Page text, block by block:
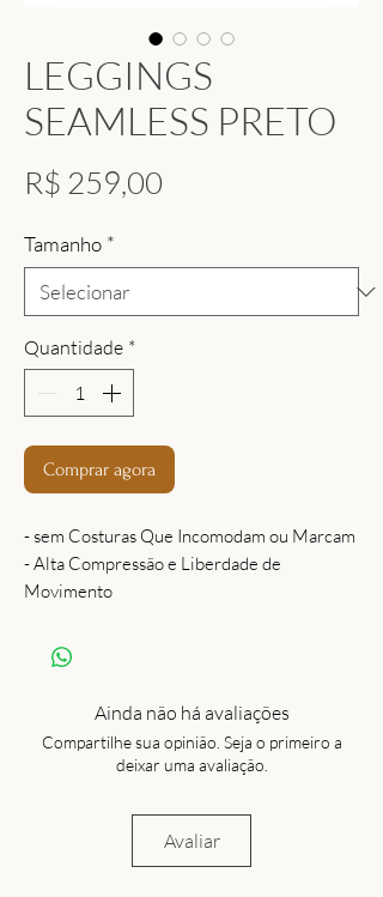
LEGGINGS
SEAMLESS PRETO
R$ 259,00
Tamanho *
Quantidade *
Comprar agora
- sem Costuras Que Incomodam ou Marcam
- Alta Compressão e Liberdade de
Movimento
- Antimicrobiana, Ideal para Treinos
Intensos
- Feita No Brasil, com Tecnologia e Estilo
Ainda não há avaliações
Compartilhe sua opinião. Seja o primeiro a
deixar uma avaliação.
Avaliar